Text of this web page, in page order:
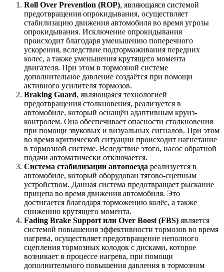
Roll Over Prevention (ROP), являющаяся системой
предотвращения опрокидывания, осуществляет
стабилизацию движения автомобиля во время угрозы
опрокидывания. Исключение опрокидывания
происходит благодаря уменьшению поперечного
ускорения, вследствие подтормаживания передних
колес, а также уменьшения крутящего момента
двигателя. При этом в тормозной системе
дополнительное давление создаётся при помощи
активного усилителя тормозов.
Braking Guard, являющаяся технологией
предотвращения столкновения, реализуется в
автомобиле, который оснащён адаптивным круиз-
контролем. Она обеспечивает опасности столкновения
при помощи звуковых и визуальных сигналов. При этом
во время критической ситуации происходит нагнетание
в тормозной системе. Вследствие этого, насос обратной
подачи автоматически отключается.
Система стабилизации автопоезда реализуется в
автомобиле, который оборудован тягово-сцепным
устройством. Данная система предотвращает рыскание
прицепа во время движения автомобиля. Это
достигается благодаря торможению колёс, а также
снижению крутящего момента.
Fading Brake Support или Over Boost (FBS) является
системой повышения эффективности тормозов во время
нагрева, осуществляет предотвращение неполного
сцепления тормозных колодок с дисками, которое
возникает в процессе нагрева, при помощи
дополнительного повышения давления в тормозном